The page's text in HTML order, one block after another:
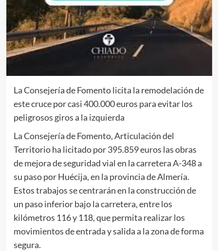
La Consejería de Fomento licita la remodelación de
este cruce por casi 400.000 euros para evitar los
peligrosos giros a la izquierda
La Consejería de Fomento, Articulación del
Territorio ha licitado por 395.859 euros las obras
de mejora de seguridad vial en la carretera A-348 a
su paso por Huécija, en la provincia de Almería.
Estos trabajos se centrarán en la construcción de
un paso inferior bajo la carretera, entre los
kilómetros 116 y 118, que permita realizar los
movimientos de entrada y salida a la zona de forma
segura.